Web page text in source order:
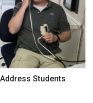
Students